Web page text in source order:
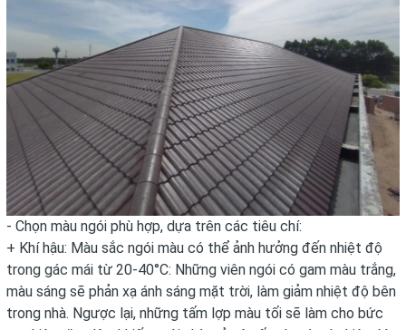
- Chọn màu ngói phù hợp, dựa trên các tiêu chí:
+ Khí hậu: Màu sắc ngói màu có thể ảnh hưởng đến nhiệt độ
trong gác mái từ 20-40°C: Những viên ngói có gam màu trắng,
màu sáng sẽ phản xạ ánh sáng mặt trời, làm giảm nhiệt độ bên
trong nhà. Ngược lại, những tấm lợp màu tối sẽ làm cho bức